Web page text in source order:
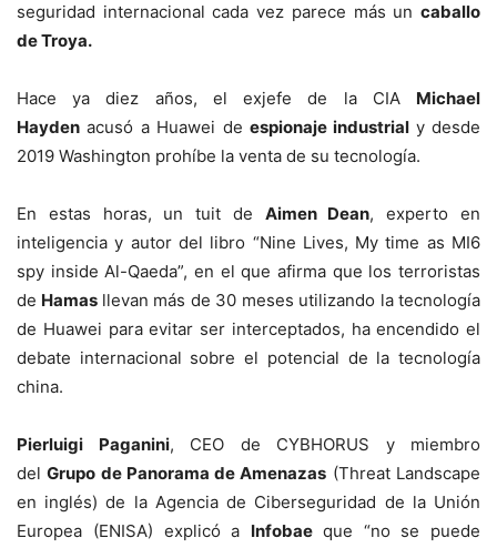
seguridad internacional cada vez parece más un caballo
de Troya.
Hace ya diez años, el exjefe de la CIA Michael
Hayden acusó a Huawei de espionaje industrial y desde
2019 Washington prohíbe la venta de su tecnología.
En estas horas, un tuit de Aimen Dean, experto en
inteligencia y autor del libro “Nine Lives, My time as MI6
spy inside Al-Qaeda”, en el que afirma que los terroristas
de Hamas llevan más de 30 meses utilizando la tecnología
de Huawei para evitar ser interceptados, ha encendido el
debate internacional sobre el potencial de la tecnología
china.
Pierluigi Paganini, CEO de CYBHORUS y miembro
delGrupo de Panorama de Amenazas (Threat Landscape
en inglés) de la Agencia de Ciberseguridad de la Unión
Europea (ENISA) explicó a Infobae que “no se puede